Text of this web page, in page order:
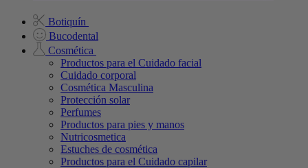
Botiquín
Bucodental
Cosmética
Productos para el Cuidado facial
Cuidado corporal
Cosmética Masculina
Protección solar
Perfumes
Productos para pies y manos
Nutricosmetica
Estuches de cosmética
Productos para el Cuidado capilar